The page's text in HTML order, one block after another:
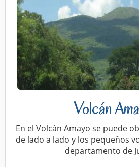
Volcán
En el Volcán Amayo se puede
de lado a lado y los pequeños
departamento de